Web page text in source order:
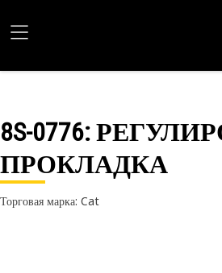
8S-0776:
ПРОКЛАДКА
Торговая марка: Cat